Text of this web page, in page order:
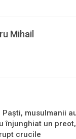
Mihail
Paști, musulmanii
înjunghiat un preot,
crucile